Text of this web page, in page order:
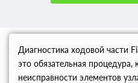
Диагностика ходовой части
это обязательная процедура,
неисправности элементов